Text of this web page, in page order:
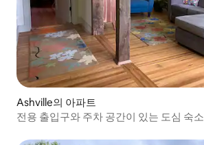
Ashville의 아파트
전용 출입구와 주차 공간이 있는 도심 숙소